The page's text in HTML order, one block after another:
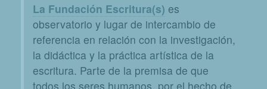
La Fundación Escritura(s) es
observatorio y lugar de intercambio de
referencia en relación con la investigación,
la didáctica y la práctica artística de la
escritura. Parte de la premisa de que
todos los seres humanos, por el hecho de